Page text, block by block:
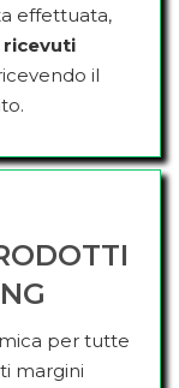
effettuata,
il
per tutte
margini